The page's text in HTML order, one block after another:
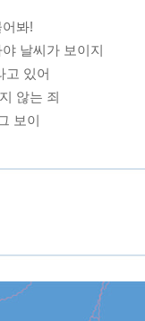
봐!
날씨가 보이지
고 있어
않는 죄
보이